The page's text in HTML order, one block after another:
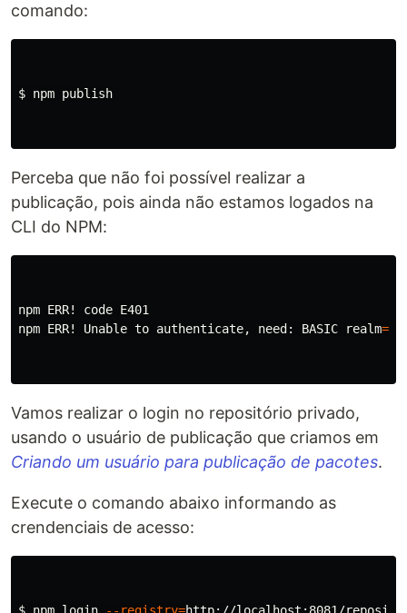
comando:
$ npm publish
Perceba que não foi possível realizar a
publicação, pois ainda não estamos logados na
CLI do NPM:
npm ERR! code E401
npm ERR! Unable to authenticate, need: BASIC
realm=
Vamos realizar o login no repositório privado,
usando o usuário de publicação que criamos em
Criando um usuário para publicação de pacotes.
Execute o comando abaixo informando as
crendenciais de acesso: